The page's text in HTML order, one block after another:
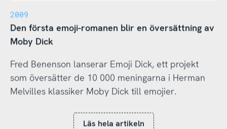
2009
Den första emoji-romanen blir en översättning av
Moby Dick
Fred Benenson lanserar Emoji Dick, ett projekt
som översätter de 10 000 meningarna i Herman
Melvilles klassiker Moby Dick till emojier.
Läs hela artikeln